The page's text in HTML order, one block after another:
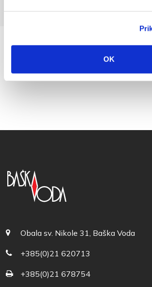
OK
Obala sv. Nikole 31, Baška Voda
+385(0)21 620713
+385(0)21 678754